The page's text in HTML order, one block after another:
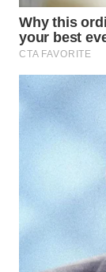
TANI
WAHANA
INFRASTRUKTUR
WAHANA